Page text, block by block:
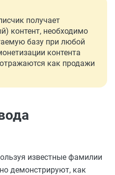
получает
контент, необходимо
базу при любой
контента
как продажи
известные фамилии
демонстрируют, как